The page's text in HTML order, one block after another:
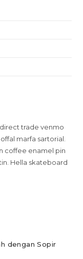
trade venmo
marfa sartorial.
coffee enamel pin
Hella skateboard
dengan Sopir